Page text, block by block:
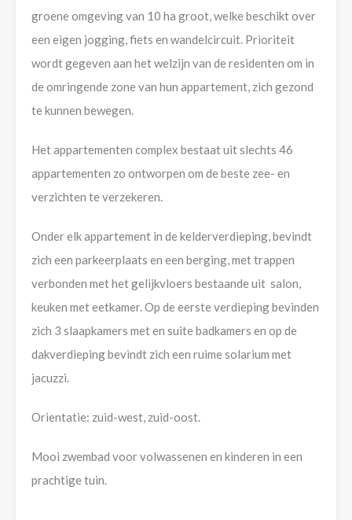
groene omgeving van 10 ha groot, welke beschikt over
een eigen jogging, fiets en wandelcircuit. Prioriteit
wordt gegeven aan het welzijn van de residenten om in
de omringende zone van hun appartement, zich gezond
te kunnen bewegen.
Het appartementen complex bestaat uit slechts 46
appartementen zo ontworpen om de beste zee- en
verzichten te verzekeren.
Onder elk appartement in de kelderverdieping, bevindt
zich een parkeerplaats en een berging, met trappen
verbonden met het gelijkvloers bestaande uit salon,
keuken met eetkamer. Op de eerste verdieping bevinden
zich 3 slaapkamers met en suite badkamers en op de
dakverdieping bevindt zich een ruime solarium met
jacuzzi.
Orientatie: zuid-west, zuid-oost.
Mooi zwembad voor volwassenen en kinderen in een
prachtige tuin.